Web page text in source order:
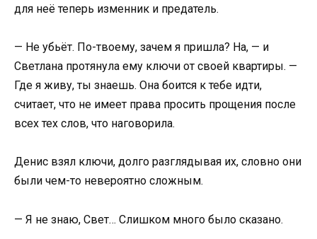
для неё теперь изменник и предатель.
— Не убьёт. По-твоему, зачем я пришла? На, — и
Светлана протянула ему ключи от своей квартиры. —
Где я живу, ты знаешь. Она боится к тебе идти,
считает, что не имеет права просить прощения после
всех тех слов, что наговорила.
Денис взял ключи, долго разглядывая их, словно они
были чем-то невероятно сложным.
— Я не знаю, Свет… Слишком много было сказано.